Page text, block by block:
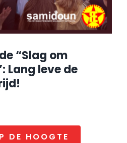
“Slag om
Lang leve de
DE HOOGTE